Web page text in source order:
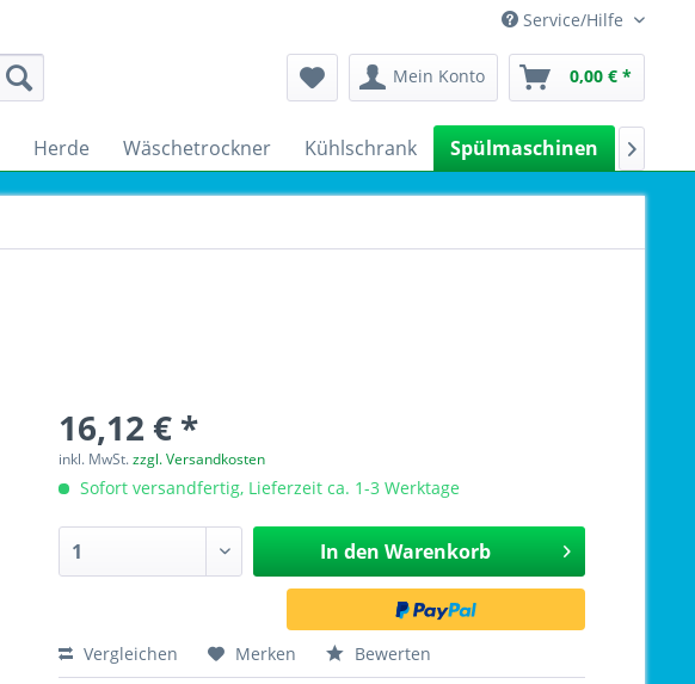
Service/Hilfe
Mein Konto 0,00 € *
Herde Wäschetrockner Kühlschrank Spülmaschinen 
16,12 € *
inkl. MwSt.zzgl. Versandkosten
Sofort versandfertig, Lieferzeit ca. 1-3 Werktage
In den Warenkorb
Vergleichen Merken Bewerten